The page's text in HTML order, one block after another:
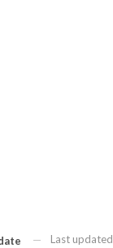
Last updated